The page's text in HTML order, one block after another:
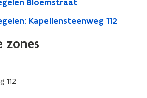
Bloemstraat
Kapellensteenweg 112
zones
112